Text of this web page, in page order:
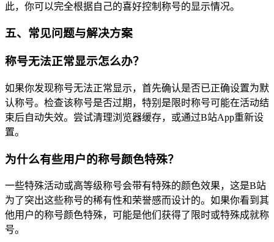
此，你可以完全根据自己的喜好控制称号的显示情况。
五、常见问题与解决方案
称号无法正常显示怎么办？
如果你发现称号无法正常显示，首先确认是否已正确设置为默
认称号。检查该称号是否过期，特别是限时称号可能在活动结
束后自动失效。尝试清理浏览器缓存，或通过B站App重新设
置。
为什么有些用户的称号颜色特殊？
一些特殊活动或高等级称号会带有特殊的颜色效果，这是B站
为了突出这些称号的稀有性和荣誉感而设计的。如果你看到其
他用户的称号颜色特殊，可能是他们获得了限时或特殊成就称
号。